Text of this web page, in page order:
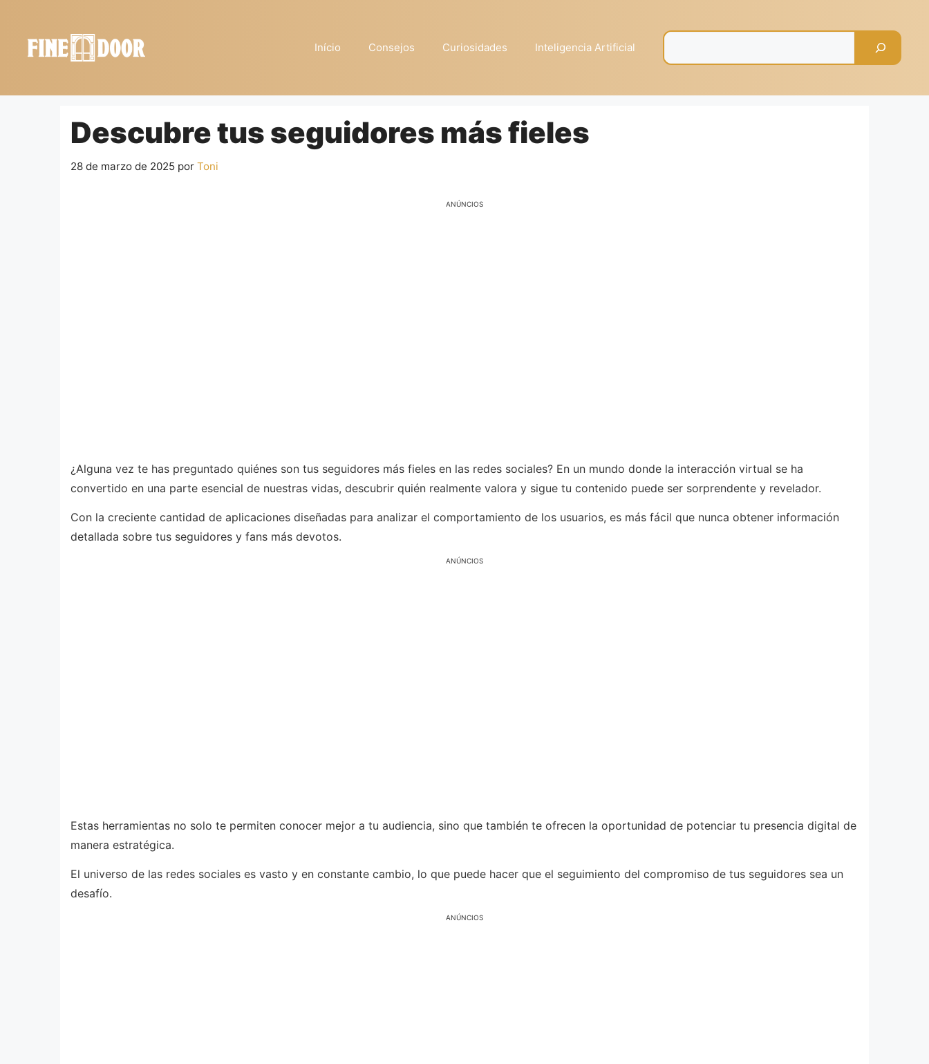
contenido
Início Consejos Curiosidades Inteligencia Artificial
Descubre tus seguidores más fieles
28 de marzo de 2025 por Toni
ANÚNCIOS
¿Alguna vez te has preguntado quiénes son tus seguidores más fieles en las redes sociales? En un mundo donde la interacción virtual se ha
convertido en una parte esencial de nuestras vidas, descubrir quién realmente valora y sigue tu contenido puede ser sorprendente y revelador.
Con la creciente cantidad de aplicaciones diseñadas para analizar el comportamiento de los usuarios, es más fácil que nunca obtener información
detallada sobre tus seguidores y fans más devotos.
ANÚNCIOS
Estas herramientas no solo te permiten conocer mejor a tu audiencia, sino que también te ofrecen la oportunidad de potenciar tu presencia digital de
manera estratégica.
El universo de las redes sociales es vasto y en constante cambio, lo que puede hacer que el seguimiento del compromiso de tus seguidores sea un
desafío.
ANÚNCIOS